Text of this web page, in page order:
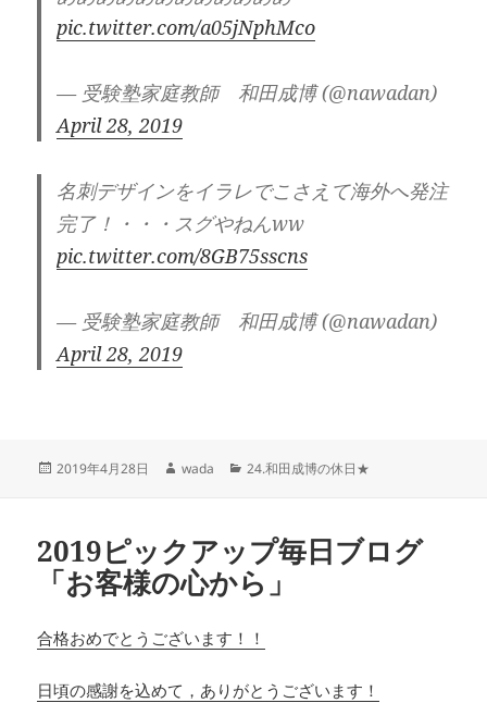
pic.twitter.com/a05jNphMco
— 受験塾家庭教師 和田成博 (@nawadan)
April 28, 2019
名刺デザインをイラレでこさえて海外へ発注
完了！・・・スグやねんww
pic.twitter.com/8GB75sscns
— 受験塾家庭教師 和田成博 (@nawadan)
April 28, 2019
投
2019年4月28日
作
wada
カ
ー
24.和田成博の休日★
2019ピックアップ毎日ブログ
「お客様の心から」
合格おめでとうございます！！
日頃の感謝を込めて，ありがとうございます！